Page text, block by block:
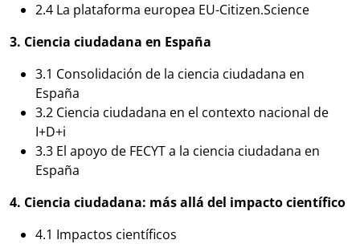
2.4 La plataforma europea EU-Citizen.Science
3. Ciencia ciudadana en España
3.1 Consolidación de la ciencia ciudadana en
España
3.2 Ciencia ciudadana en el contexto nacional de
I+D+i
3.3 El apoyo de FECYT a la ciencia ciudadana en
España
4. Ciencia ciudadana: más allá del impacto científico
4.1 Impactos científicos